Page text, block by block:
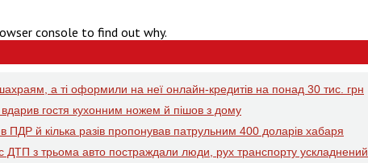
console to find out why.
а ті оформили на неї онлайн-кредитів на понад 30 тис. грн
вдарив гостя кухонним ножем й пішов з дому
ПДР й кілька разів пропонував патрульним 400 доларів хабаря
ДТП з трьома авто постраждали люди, рух транспорту ускладнений